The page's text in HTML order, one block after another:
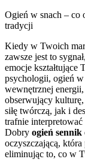
Ogień w snach – co
tradycji
Kiedy w Twoich
zawsze jest to
emocje kształtujące
psychologii, ogień w
wewnętrznej
obserwujący
siłę twórczą, jak i
trafnie
Dobry ogień sennik
oczyszczającą,
eliminując to, co w